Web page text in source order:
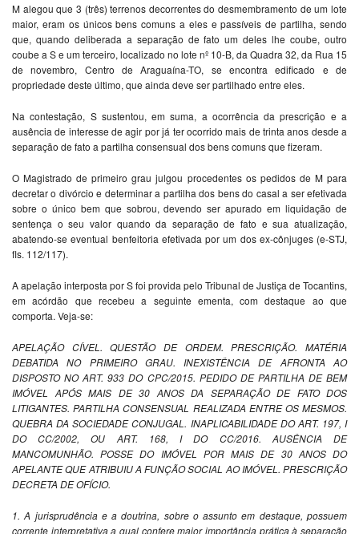
M alegou que 3 (três) terrenos decorrentes do desmembramento de um lote
maior, eram os únicos bens comuns a eles e passíveis de partilha, sendo
que, quando deliberada a separação de fato um deles lhe coube, outro
coube a S e um terceiro, localizado no lote nº 10-B, da Quadra 32, da Rua 15
de novembro, Centro de Araguaína-TO, se encontra edificado e de
propriedade deste último, que ainda deve ser partilhado entre eles.
Na contestação, S sustentou, em suma, a ocorrência da prescrição e a
ausência de interesse de agir por já ter ocorrido mais de trinta anos desde a
separação de fato a partilha consensual dos bens comuns que fizeram.
O Magistrado de primeiro grau julgou procedentes os pedidos de M para
decretar o divórcio e determinar a partilha dos bens do casal a ser efetivada
sobre o único bem que sobrou, devendo ser apurado em liquidação de
sentença o seu valor quando da separação de fato e sua atualização,
abatendo-se eventual benfeitoria efetivada por um dos ex-cônjuges (e-STJ,
fls. 112/117).
A apelação interposta por S foi provida pelo Tribunal de Justiça de Tocantins,
em acórdão que recebeu a seguinte ementa, com destaque ao que
comporta. Veja-se:
APELAÇÃO CÍVEL. QUESTÃO DE ORDEM. PRESCRIÇÃO. MATÉRIA
DEBATIDA NO PRIMEIRO GRAU. INEXISTÊNCIA DE AFRONTA AO
DISPOSTO NO ART. 933 DO CPC/2015. PEDIDO DE PARTILHA DE BEM
IMÓVEL APÓS MAIS DE 30 ANOS DA SEPARAÇÃO DE FATO DOS
LITIGANTES. PARTILHA CONSENSUAL REALIZADA ENTRE OS MESMOS.
QUEBRA DA SOCIEDADE CONJUGAL. INAPLICABILIDADE DO ART. 197, I
DO CC/2002, OU ART. 168, I DO CC/2016. AUSÊNCIA DE
MANCOMUNHÃO. POSSE DO IMÓVEL POR MAIS DE 30 ANOS DO
APELANTE QUE ATRIBUIU A FUNÇÃO SOCIAL AO IMÓVEL. PRESCRIÇÃO
DECRETA DE OFÍCIO.
1. A jurisprudência e a doutrina, sobre o assunto em destaque, possuem
corrente interpretativa a qual confere maior importância prática à separação